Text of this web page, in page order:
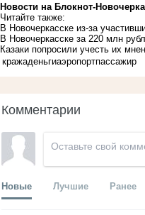
Новости на Блoкнoт-
Читайте также:
В Новочеркасске из-за
В Новочеркасске за 220 млн
Казаки попросили учесть их
кражаденьгиаэропортпассажир
Комментарии
Новые Лучшие Ранее